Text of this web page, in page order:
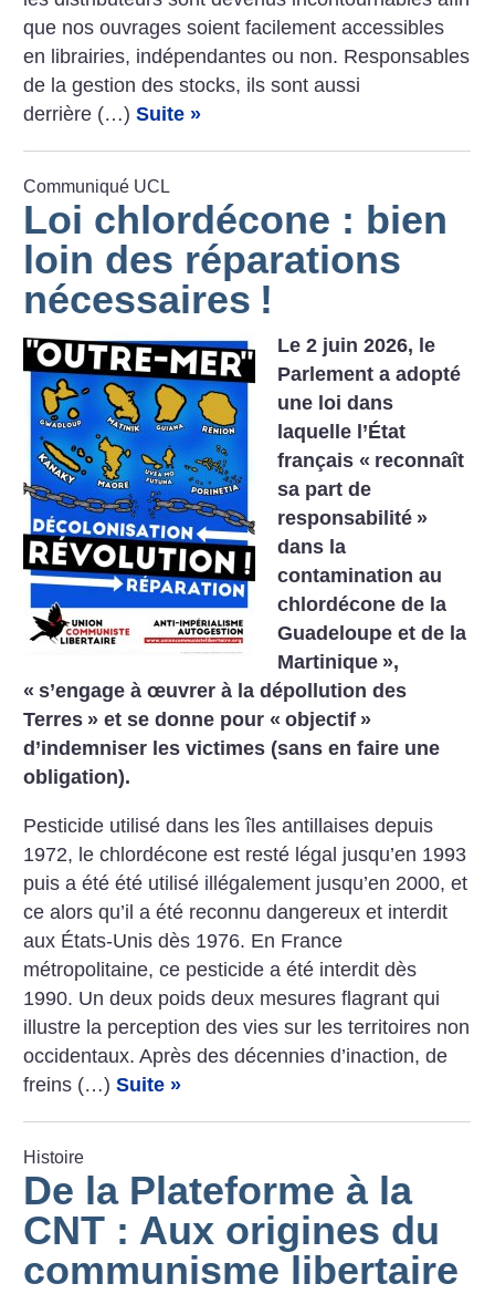
que nos ouvrages soient facilement accessibles
en librairies, indépendantes ou non. Responsables
de la gestion des stocks, ils sont aussi
derrière (…)Suite »
Communiqué UCL
Loi chlordécone : bien
loin des réparations
nécessaires !
Le 2 juin 2026, le
Parlement a adopté
une loi dans
laquelle l’État
français « reconnaît
sa part de
responsabilité »
dans la
contamination au
chlordécone de la
Guadeloupe et de la
Martinique »,
« s’engage à œuvrer à la dépollution des
Terres » et se donne pour « objectif »
d’indemniser les victimes (sans en faire une
obligation).
Pesticide utilisé dans les îles antillaises depuis
1972, le chlordécone est resté légal jusqu’en 1993
puis a été été utilisé illégalement jusqu’en 2000, et
ce alors qu’il a été reconnu dangereux et interdit
aux États-Unis dès 1976. En France
métropolitaine, ce pesticide a été interdit dès
1990. Un deux poids deux mesures flagrant qui
illustre la perception des vies sur les territoires non
occidentaux. Après des décennies d’inaction, de
freins (…)Suite »
Histoire
De la Plateforme à la
CNT : Aux origines du
communisme libertaire